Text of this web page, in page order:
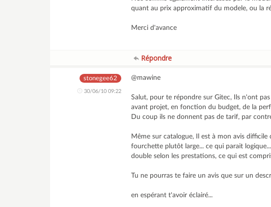
quant au prix approximatif du modele, ou la
Merci d'avance
Répondre
stonegee62
30/06/10 09:22
@mawine
Salut, pour te répondre sur Gitec, Ils n'ont
avant projet, en fonction du budget, de la
Du coup ils ne donnent pas de tarif, par
Même sur catalogue, Il est à mon avis
fourchette plutôt large... ce qui parait
double selon les prestations, ce qui est
Tu ne pourras te faire un avis que sur un
en espérant t'avoir éclairé...